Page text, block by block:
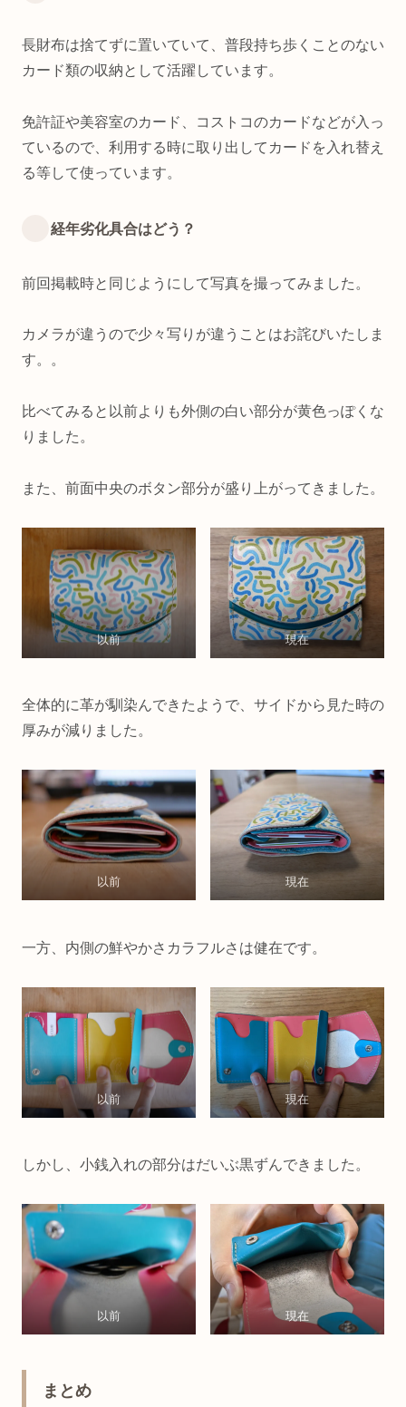
長財布は捨てずに置いていて、普段持ち歩くことのない
カード類の収納として活躍しています。
免許証や美容室のカード、コストコのカードなどが入っ
ているので、利用する時に取り出してカードを入れ替え
る等して使っています。
経年劣化具合はどう？
前回掲載時と同じようにして写真を撮ってみました。
カメラが違うので少々写りが違うことはお詫びいたしま
す。。
比べてみると以前よりも外側の白い部分が黄色っぽくな
りました。
また、前面中央のボタン部分が盛り上がってきました。
以前 現在
全体的に革が馴染んできたようで、サイドから見た時の
厚みが減りました。
以前 現在
一方、内側の鮮やかさカラフルさは健在です。
以前 現在
しかし、小銭入れの部分はだいぶ黒ずんできました。
以前 現在
まとめ